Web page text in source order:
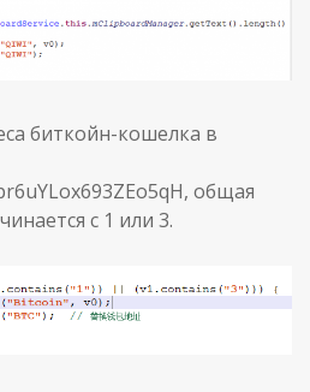
биткойн-кошелка в
общая
с 1 или 3.